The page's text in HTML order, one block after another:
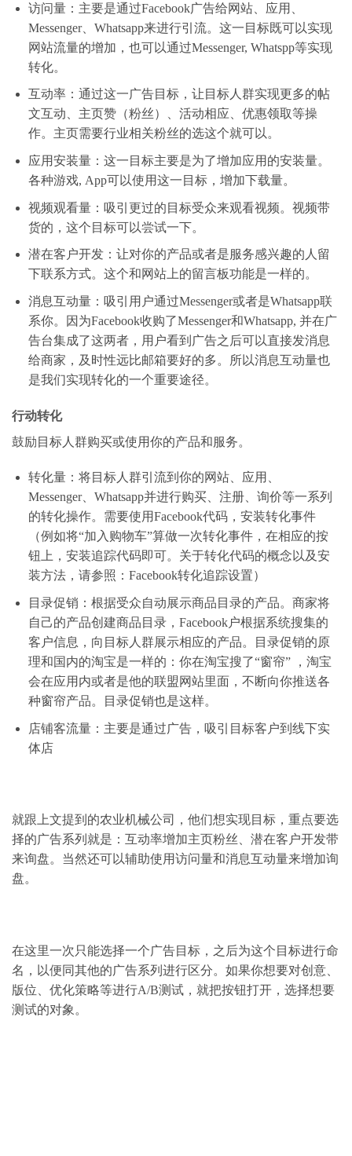
访问量：主要是通过Facebook广告给网站、应用、
Messenger、Whatsapp来进行引流。这一目标既可以实现
网站流量的增加，也可以通过Messenger, Whatspp等实现
转化。
互动率：通过这一广告目标，让目标人群实现更多的帖
文互动、主页赞（粉丝）、活动相应、优惠领取等操
作。主页需要行业相关粉丝的选这个就可以。
应用安装量：这一目标主要是为了增加应用的安装量。
各种游戏, App可以使用这一目标，增加下载量。
视频观看量：吸引更过的目标受众来观看视频。视频带
货的，这个目标可以尝试一下。
潜在客户开发：让对你的产品或者是服务感兴趣的人留
下联系方式。这个和网站上的留言板功能是一样的。
消息互动量：吸引用户通过Messenger或者是Whatsapp联
系你。因为Facebook收购了Messenger和Whatsapp, 并在广
告台集成了这两者，用户看到广告之后可以直接发消息
给商家，及时性远比邮箱要好的多。所以消息互动量也
是我们实现转化的一个重要途径。
行动转化
鼓励目标人群购买或使用你的产品和服务。
转化量：将目标人群引流到你的网站、应用、
Messenger、Whatsapp并进行购买、注册、询价等一系列
的转化操作。需要使用Facebook代码，安装转化事件
（例如将“加入购物车”算做一次转化事件，在相应的按
钮上，安装追踪代码即可。关于转化代码的概念以及安
装方法，请参照： Facebook转化追踪设置）
目录促销：根据受众自动展示商品目录的产品。商家将
自己的产品创建商品目录，Facebook户根据系统搜集的
客户信息，向目标人群展示相应的产品。目录促销的原
理和国内的淘宝是一样的：你在淘宝搜了“窗帘” ，淘宝
会在应用内或者是他的联盟网站里面，不断向你推送各
种窗帘产品。目录促销也是这样。
店铺客流量：主要是通过广告，吸引目标客户到线下实
体店
就跟上文提到的农业机械公司，他们想实现目标，重点要选
择的广告系列就是：互动率增加主页粉丝、潜在客户开发带
来询盘。当然还可以辅助使用访问量和消息互动量来增加询
盘。
在这里一次只能选择一个广告目标，之后为这个目标进行命
名，以便同其他的广告系列进行区分。如果你想要对创意、
版位、优化策略等进行A/B测试，就把按钮打开，选择想要
测试的对象。